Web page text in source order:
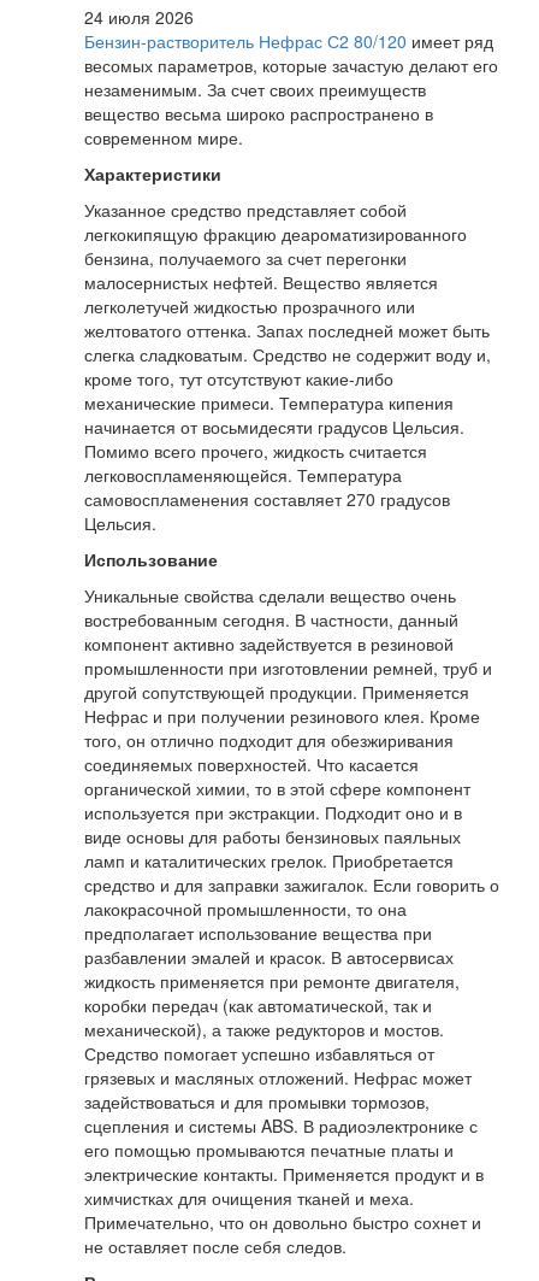
24 июля 2026
Бензин-растворитель Нефрас С2 80/120 имеет ряд
весомых параметров, которые зачастую делают его
незаменимым. За счет своих преимуществ
вещество весьма широко распространено в
современном мире.
Характеристики
Указанное средство представляет собой
легкокипящую фракцию деароматизированного
бензина, получаемого за счет перегонки
малосернистых нефтей. Вещество является
легколетучей жидкостью прозрачного или
желтоватого оттенка. Запах последней может быть
слегка сладковатым. Средство не содержит воду и,
кроме того, тут отсутствуют какие-либо
механические примеси. Температура кипения
начинается от восьмидесяти градусов Цельсия.
Помимо всего прочего, жидкость считается
легковоспламеняющейся. Температура
самовоспламенения составляет 270 градусов
Цельсия.
Использование
Уникальные свойства сделали вещество очень
востребованным сегодня. В частности, данный
компонент активно задействуется в резиновой
промышленности при изготовлении ремней, труб и
другой сопутствующей продукции. Применяется
Нефрас и при получении резинового клея. Кроме
того, он отлично подходит для обезжиривания
соединяемых поверхностей. Что касается
органической химии, то в этой сфере компонент
используется при экстракции. Подходит оно и в
виде основы для работы бензиновых паяльных
ламп и каталитических грелок. Приобретается
средство и для заправки зажигалок. Если говорить о
лакокрасочной промышленности, то она
предполагает использование вещества при
разбавлении эмалей и красок. В автосервисах
жидкость применяется при ремонте двигателя,
коробки передач (как автоматической, так и
механической), а также редукторов и мостов.
Средство помогает успешно избавляться от
грязевых и масляных отложений. Нефрас может
задействоваться и для промывки тормозов,
сцепления и системы ABS. В радиоэлектронике с
его помощью промываются печатные платы и
электрические контакты. Применяется продукт и в
химчистках для очищения тканей и меха.
Примечательно, что он довольно быстро сохнет и
не оставляет после себя следов.